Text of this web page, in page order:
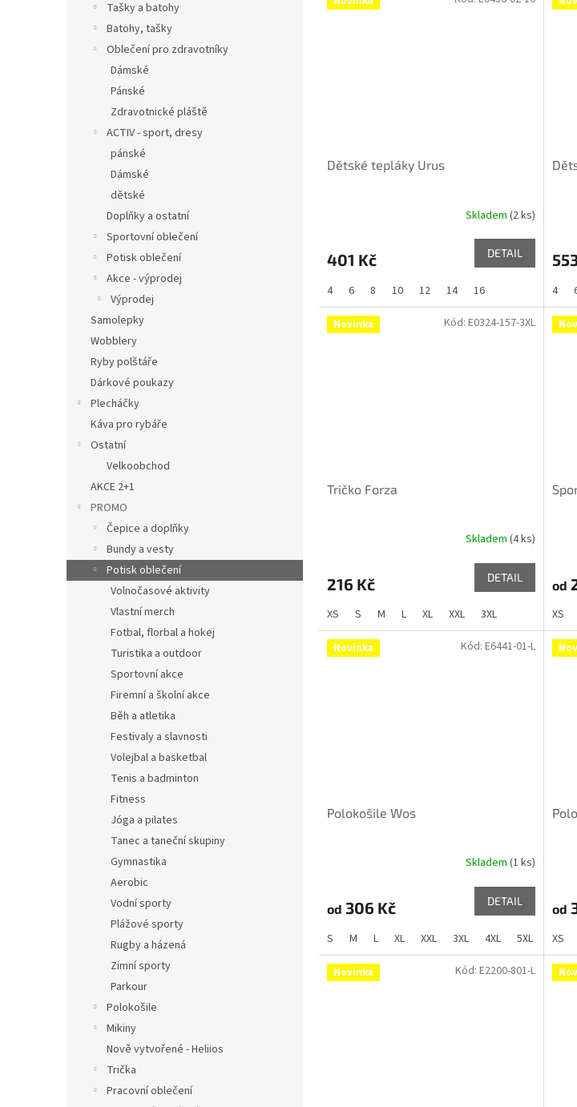
Tašky a batohy
Batohy, tašky
Oblečení pro zdravotníky
Dámské
Pánské
Zdravotnické pláště
ACTIV - sport, dresy
pánské
Dámské
dětské
Doplňky a ostatní
Sportovní oblečení
Potisk oblečení
Akce - výprodej
Výprodej
Samolepky
Wobblery
Ryby polštáře
Dárkové poukazy
Plecháčky
Káva pro rybáře
Ostatní
Velkoobchod
AKCE 2+1
PROMO
Čepice a doplňky
Bundy a vesty
Potisk oblečení
Volnočasové aktivity
Vlastní merch
Fotbal, florbal a hokej
Turistika a outdoor
Sportovní akce
Firemní a školní akce
Běh a atletika
Festivaly a slavnosti
Volejbal a basketbal
Tenis a badminton
Fitness
Jóga a pilates
Tanec a taneční skupiny
Gymnastika
Aerobic
Vodní sporty
Plážové sporty
Rugby a házená
Zimní sporty
Parkour
Polokošile
Mikiny
Nově vytvořené - Heliios
Trička
Pracovní oblečení
Dětské tepláky Urus
Skladem (2 ks)
401 Kč DETAIL
4 6 8 10 12 14 16 4
Novinka
Tričko Forza
Skladem (4 ks)
216 Kč DETAIL
XS S M L XL XXL 3XL
Kód: E0324-157-3XL
od
XS
Novinka
Polokošile Wos
Skladem (1 ks)
od 306 Kč DETAIL
S M L XL XXL 3XL 4XL 5XL
Kód: E6441-01-L
od
XS
Novinka Kód: E2200-801-L